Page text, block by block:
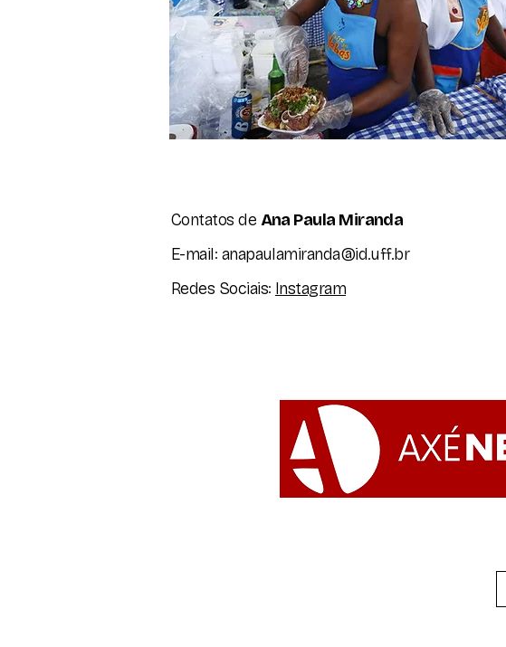
Contatos de Ana Paula Miranda
E-mail: anapaulamiranda@id.uff.br
Redes Sociais: Instagram